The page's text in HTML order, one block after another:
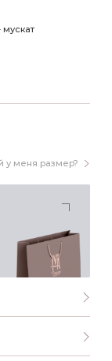
у меня размер?